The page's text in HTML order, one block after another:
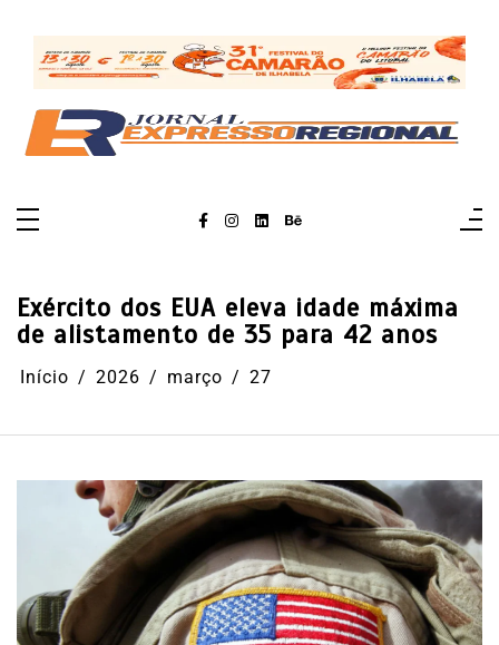
conteúdo
Exército dos EUA eleva idade máxima
de alistamento de 35 para 42 anos
Início 2026 março 27